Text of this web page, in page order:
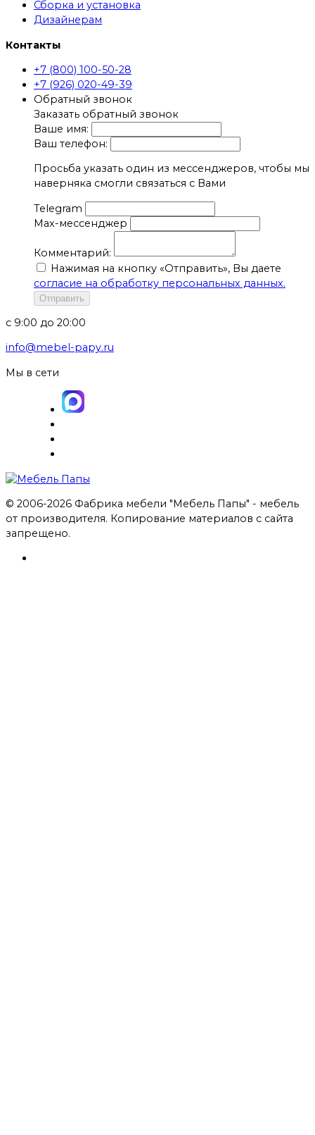
Сборка и установка
Дизайнерам
Контакты
+7 (800) 100-50-28
+7 (926) 020-49-39
Обратный звонок
Заказать обратный звонок
Ваше имя:
Ваш телефон:
Просьба указать один из мессенджеров, чтобы мы
наверняка смогли связаться с Вами
Telegram
Max-мессенджер
Комментарий:
Нажимая на кнопку «Отправить», Вы даете
согласие на обработку персональных данных.
Отправить
с 9:00 до 20:00
info@mebel-papy.ru
Мы в сети
© 2006-2026 Фабрика мебели "Мебель Папы" - мебель
от производителя. Копирование материалов с сайта
запрещено.